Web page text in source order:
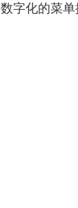
字化的菜